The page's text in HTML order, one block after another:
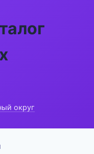
округ